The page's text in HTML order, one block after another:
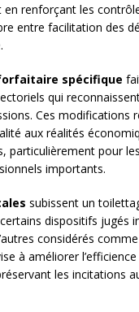
renforçant les
entre facilitation des
spécifique
qui
Ces modifications
aux réalités
particulièrement pour
importants.
subissent un
dispositifs jugés
considérés
à améliorer
les incitations